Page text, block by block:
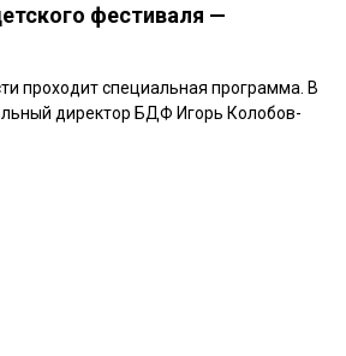
фестиваля —
проходит специальная программа. В
директор БДФ Игорь Колобов-